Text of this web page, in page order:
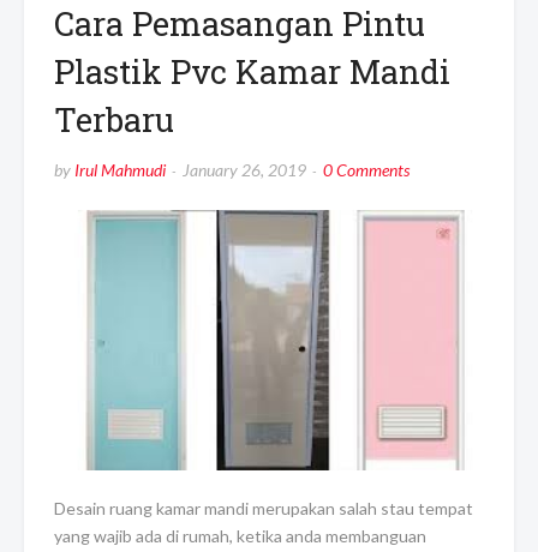
Cara Pemasangan Pintu
Plastik Pvc Kamar Mandi
Terbaru
by Irul Mahmudi January 26, 2019 0 Comments
Desain ruang kamar mandi merupakan salah stau tempat
yang wajib ada di rumah, ketika anda membanguan